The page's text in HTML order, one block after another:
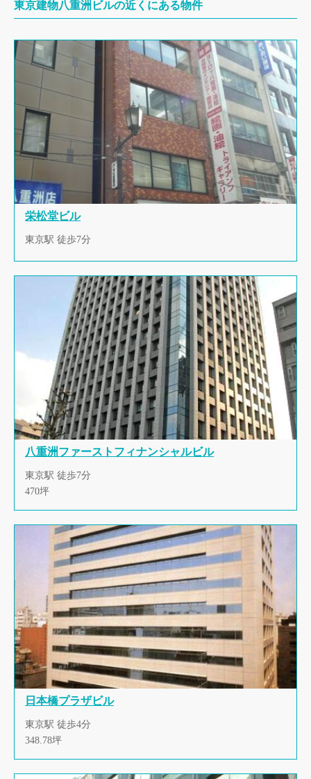
東京建物八重洲ビルの近くにある物件
栄松堂ビル
東京駅 徒歩7分
八重洲ファーストフィナンシャルビル
東京駅 徒歩7分
470坪
日本橋プラザビル
東京駅 徒歩4分
348.78坪